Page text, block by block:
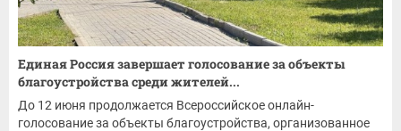
Единая Россия завершает голосование за объекты
благоустройства среди жителей...
До 12 июня продолжается Всероссийское онлайн-
голосование за объекты благоустройства, организованное